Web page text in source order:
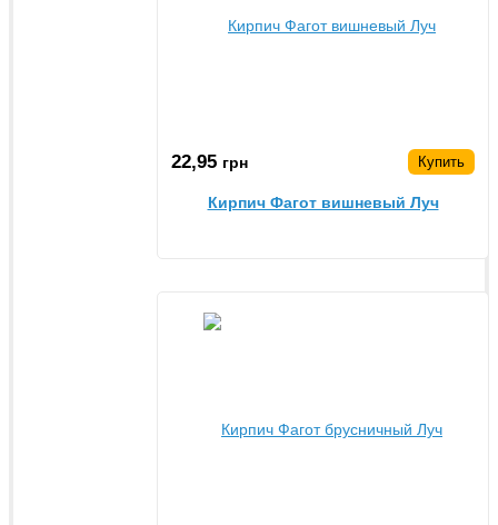
22,95 грн Купить
Кирпич Фагот вишневый Луч